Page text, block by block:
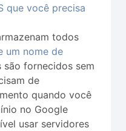
que você precisa
todos
um nome de
são fornecidos sem
de
quando você
no Google
usar servidores